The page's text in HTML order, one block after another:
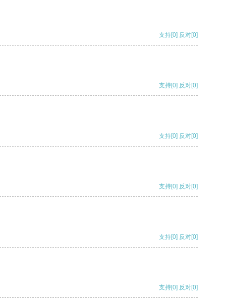
支持[0] 反对[0]
支持[0] 反对[0]
支持[0] 反对[0]
支持[0] 反对[0]
支持[0] 反对[0]
支持[0] 反对[0]